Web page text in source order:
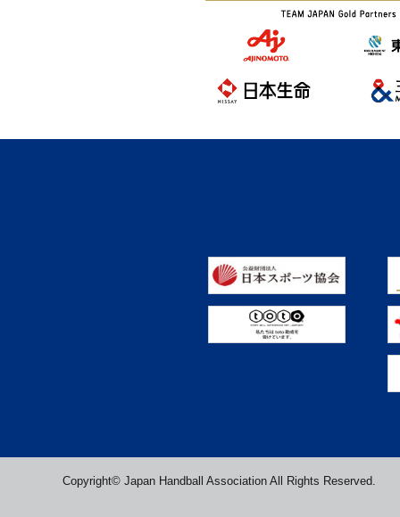
Copyright© Japan Handball Association All Rights Reserved.